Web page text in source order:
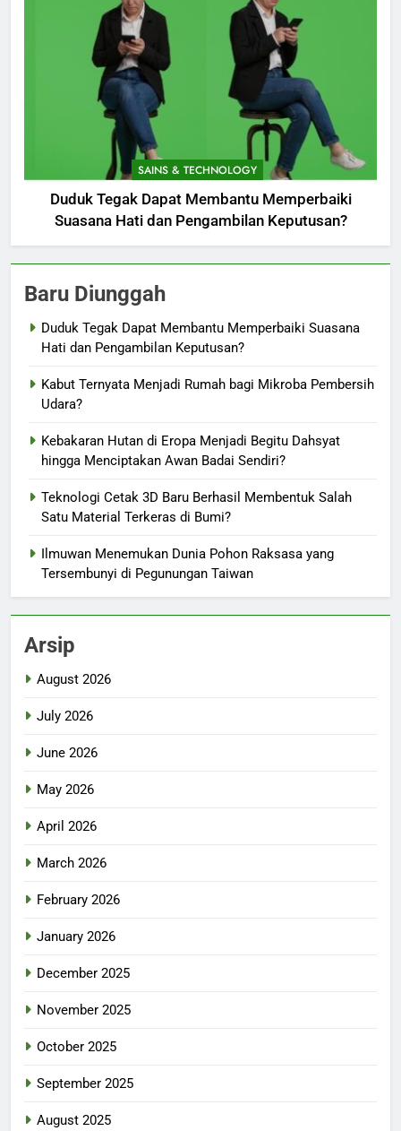
SAINS & TECHNOLOGY
Duduk Tegak Dapat Membantu Memperbaiki
Suasana Hati dan Pengambilan Keputusan?
Baru Diunggah
Duduk Tegak Dapat Membantu Memperbaiki Suasana
Hati dan Pengambilan Keputusan?
Kabut Ternyata Menjadi Rumah bagi Mikroba Pembersih
Udara?
Kebakaran Hutan di Eropa Menjadi Begitu Dahsyat
hingga Menciptakan Awan Badai Sendiri?
Teknologi Cetak 3D Baru Berhasil Membentuk Salah
Satu Material Terkeras di Bumi?
Ilmuwan Menemukan Dunia Pohon Raksasa yang
Tersembunyi di Pegunungan Taiwan
Arsip
August 2026
July 2026
June 2026
May 2026
April 2026
March 2026
February 2026
January 2026
December 2025
November 2025
October 2025
September 2025
August 2025